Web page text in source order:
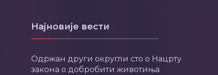
Најновије вести
Одржан други округли сто о Нацрту
закона о добробити животиња